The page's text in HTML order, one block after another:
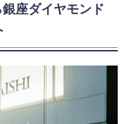
座ダイヤモンド